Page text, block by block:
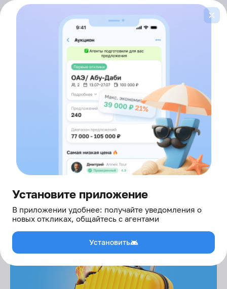
здесь борются за ваш отдых
Горящие турыТаиланд2 звезды
горящих туров
В ТАИЛАНД, ОТЕЛИ 2 ЗВЕЗДЫ
Это не просто туры — это живые офферы
от агентов, которые прямо сейчас в онлайне и готовы
сделать скидку
Установите приложение
В приложении удобнее: получайте уведомления о
новых откликах, общайтесь с агентами
Установить